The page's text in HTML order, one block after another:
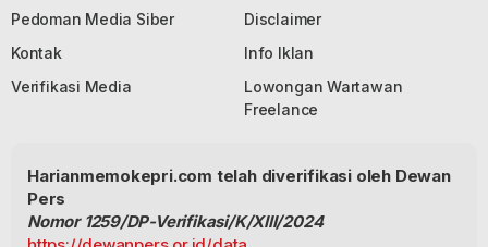
Pedoman Media Siber
Disclaimer
Kontak
Info Iklan
Verifikasi Media
Lowongan Wartawan
Freelance
Harianmemokepri.com telah diverifikasi oleh Dewan
Pers
Nomor 1259/DP-Verifikasi/K/XIII/2024